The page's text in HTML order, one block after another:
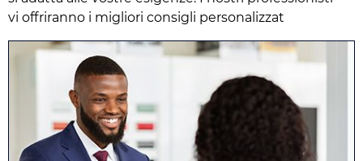
vi offriranno i migliori consigli personalizzat